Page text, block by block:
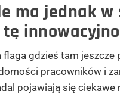
ma jednak w
tę
flaga gdzieś tam jeszcze
pracowników i
pojawiają się ciekawe